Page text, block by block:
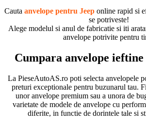
Cauta anvelope pentru Jeep online rapid si
se potriveste!
Alege modelul si anul de fabricatie si iti
anvelope potrivite pentru
Cumpara anvelope ieftine
La PieseAutoAS.ro poti selecta anvelopele
preturi exceptionale pentru buzunarul tau.
unor anvelope premium sau a unora de
varietate de modele de anvelope cu
diferite, in functie de dorintele tale si